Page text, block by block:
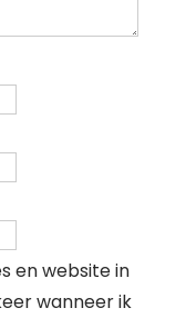
en website in
wanneer ik